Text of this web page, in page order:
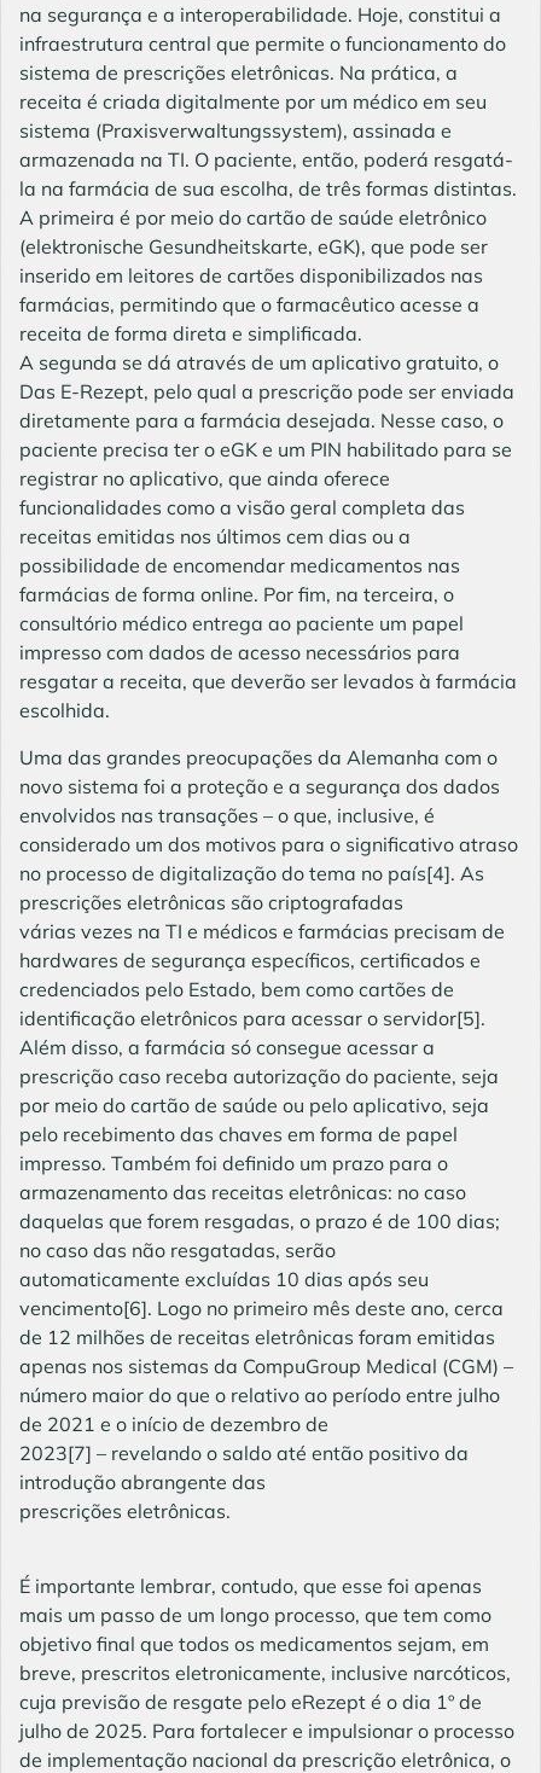
na segurança e a interoperabilidade. Hoje, constitui a
infraestrutura central que permite o funcionamento do
sistema de prescrições eletrônicas. Na prática, a
receita é criada digitalmente por um médico em seu
sistema (Praxisverwaltungssystem), assinada e
armazenada na TI. O paciente, então, poderá resgatá-
la na farmácia de sua escolha, de três formas distintas.
A primeira é por meio do cartão de saúde eletrônico
(elektronische Gesundheitskarte, eGK), que pode ser
inserido em leitores de cartões disponibilizados nas
farmácias, permitindo que o farmacêutico acesse a
receita de forma direta e simplificada.
A segunda se dá através de um aplicativo gratuito, o
Das E-Rezept, pelo qual a prescrição pode ser enviada
diretamente para a farmácia desejada. Nesse caso, o
paciente precisa ter o eGK e um PIN habilitado para se
registrar no aplicativo, que ainda oferece
funcionalidades como a visão geral completa das
receitas emitidas nos últimos cem dias ou a
possibilidade de encomendar medicamentos nas
farmácias de forma online. Por fim, na terceira, o
consultório médico entrega ao paciente um papel
impresso com dados de acesso necessários para
resgatar a receita, que deverão ser levados à farmácia
escolhida.
Uma das grandes preocupações da Alemanha com o
novo sistema foi a proteção e a segurança dos dados
envolvidos nas transações – o que, inclusive, é
considerado um dos motivos para o significativo atraso
no processo de digitalização do tema no país[4]. As
prescrições eletrônicas são criptografadas
várias vezes na TI e médicos e farmácias precisam de
hardwares de segurança específicos, certificados e
credenciados pelo Estado, bem como cartões de
identificação eletrônicos para acessar o servidor[5].
Além disso, a farmácia só consegue acessar a
prescrição caso receba autorização do paciente, seja
por meio do cartão de saúde ou pelo aplicativo, seja
pelo recebimento das chaves em forma de papel
impresso. Também foi definido um prazo para o
armazenamento das receitas eletrônicas: no caso
daquelas que forem resgadas, o prazo é de 100 dias;
no caso das não resgatadas, serão
automaticamente excluídas 10 dias após seu
vencimento[6]. Logo no primeiro mês deste ano, cerca
de 12 milhões de receitas eletrônicas foram emitidas
apenas nos sistemas da CompuGroup Medical (CGM) –
número maior do que o relativo ao período entre julho
de 2021 e o início de dezembro de
2023[7] – revelando o saldo até então positivo da
introdução abrangente das
prescrições eletrônicas.
É importante lembrar, contudo, que esse foi apenas
mais um passo de um longo processo, que tem como
objetivo final que todos os medicamentos sejam, em
breve, prescritos eletronicamente, inclusive narcóticos,
cuja previsão de resgate pelo eRezept é o dia 1º de
julho de 2025. Para fortalecer e impulsionar o processo
de implementação nacional da prescrição eletrônica, o